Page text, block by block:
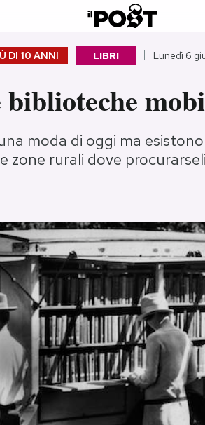
DI 10 ANNI LIBRI Lunedì 6
moda di oggi ma
zone rurali dove